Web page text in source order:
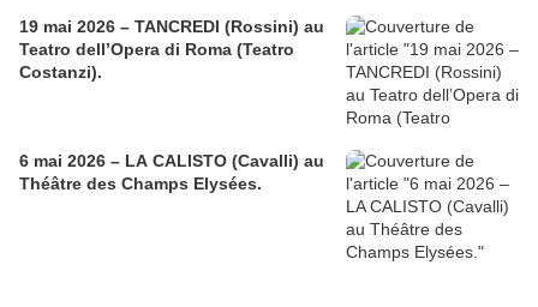
19 mai 2026 – TANCREDI (Rossini) au
Teatro dell’Opera di Roma (Teatro
Costanzi).
6 mai 2026 – LA CALISTO (Cavalli) au
Théâtre des Champs Elysées.